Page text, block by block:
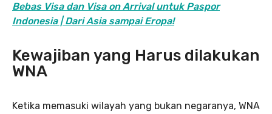
Bebas Visa dan Visa on Arrival untuk Paspor
Indonesia | Dari Asia sampai Eropa!
Kewajiban yang Harus dilakukan
WNA
Ketika memasuki wilayah yang bukan negaranya, WNA